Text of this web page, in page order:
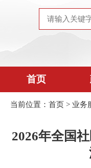
首页
当前位置： 首页 > 业务
2026年全国